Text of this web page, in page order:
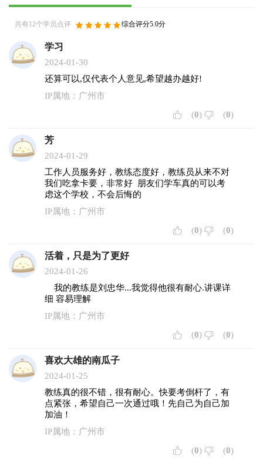
共有12个学员点评 综合评分5.0分
学习
2024-01-30
还算可以,仅代表个人意见,希望越办越好!
IP属地：广州市
(0) (0)
芳
2024-01-29
工作人员服务好，教练态度好，教练员从来不对
我们吃拿卡要，非常好 朋友们学车真的可以考
虑这个学校，不会后悔的
IP属地：广州市
(0) (0)
活着，只是为了更好
2024-01-26
我的教练是刘忠华...我觉得他很有耐心.讲课详
细 容易理解
IP属地：广州市
(0) (0)
喜欢大雄的南瓜子
2024-01-25
教练真的很不错，很有耐心。快要考倒杆了，有
点紧张，希望自己一次通过哦！先自己为自己加
加油！
IP属地：广州市
(0) (0)